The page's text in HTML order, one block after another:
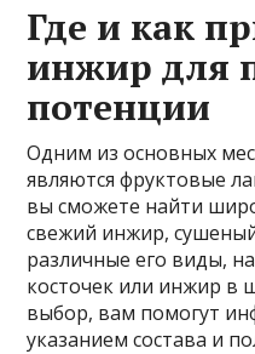
Где и как
инжир для
потенции
Одним из основных
являются фруктовые
вы сможете найти
свежий инжир,
различные его виды,
косточек или инжир в
выбор, вам помогут
указанием состава и